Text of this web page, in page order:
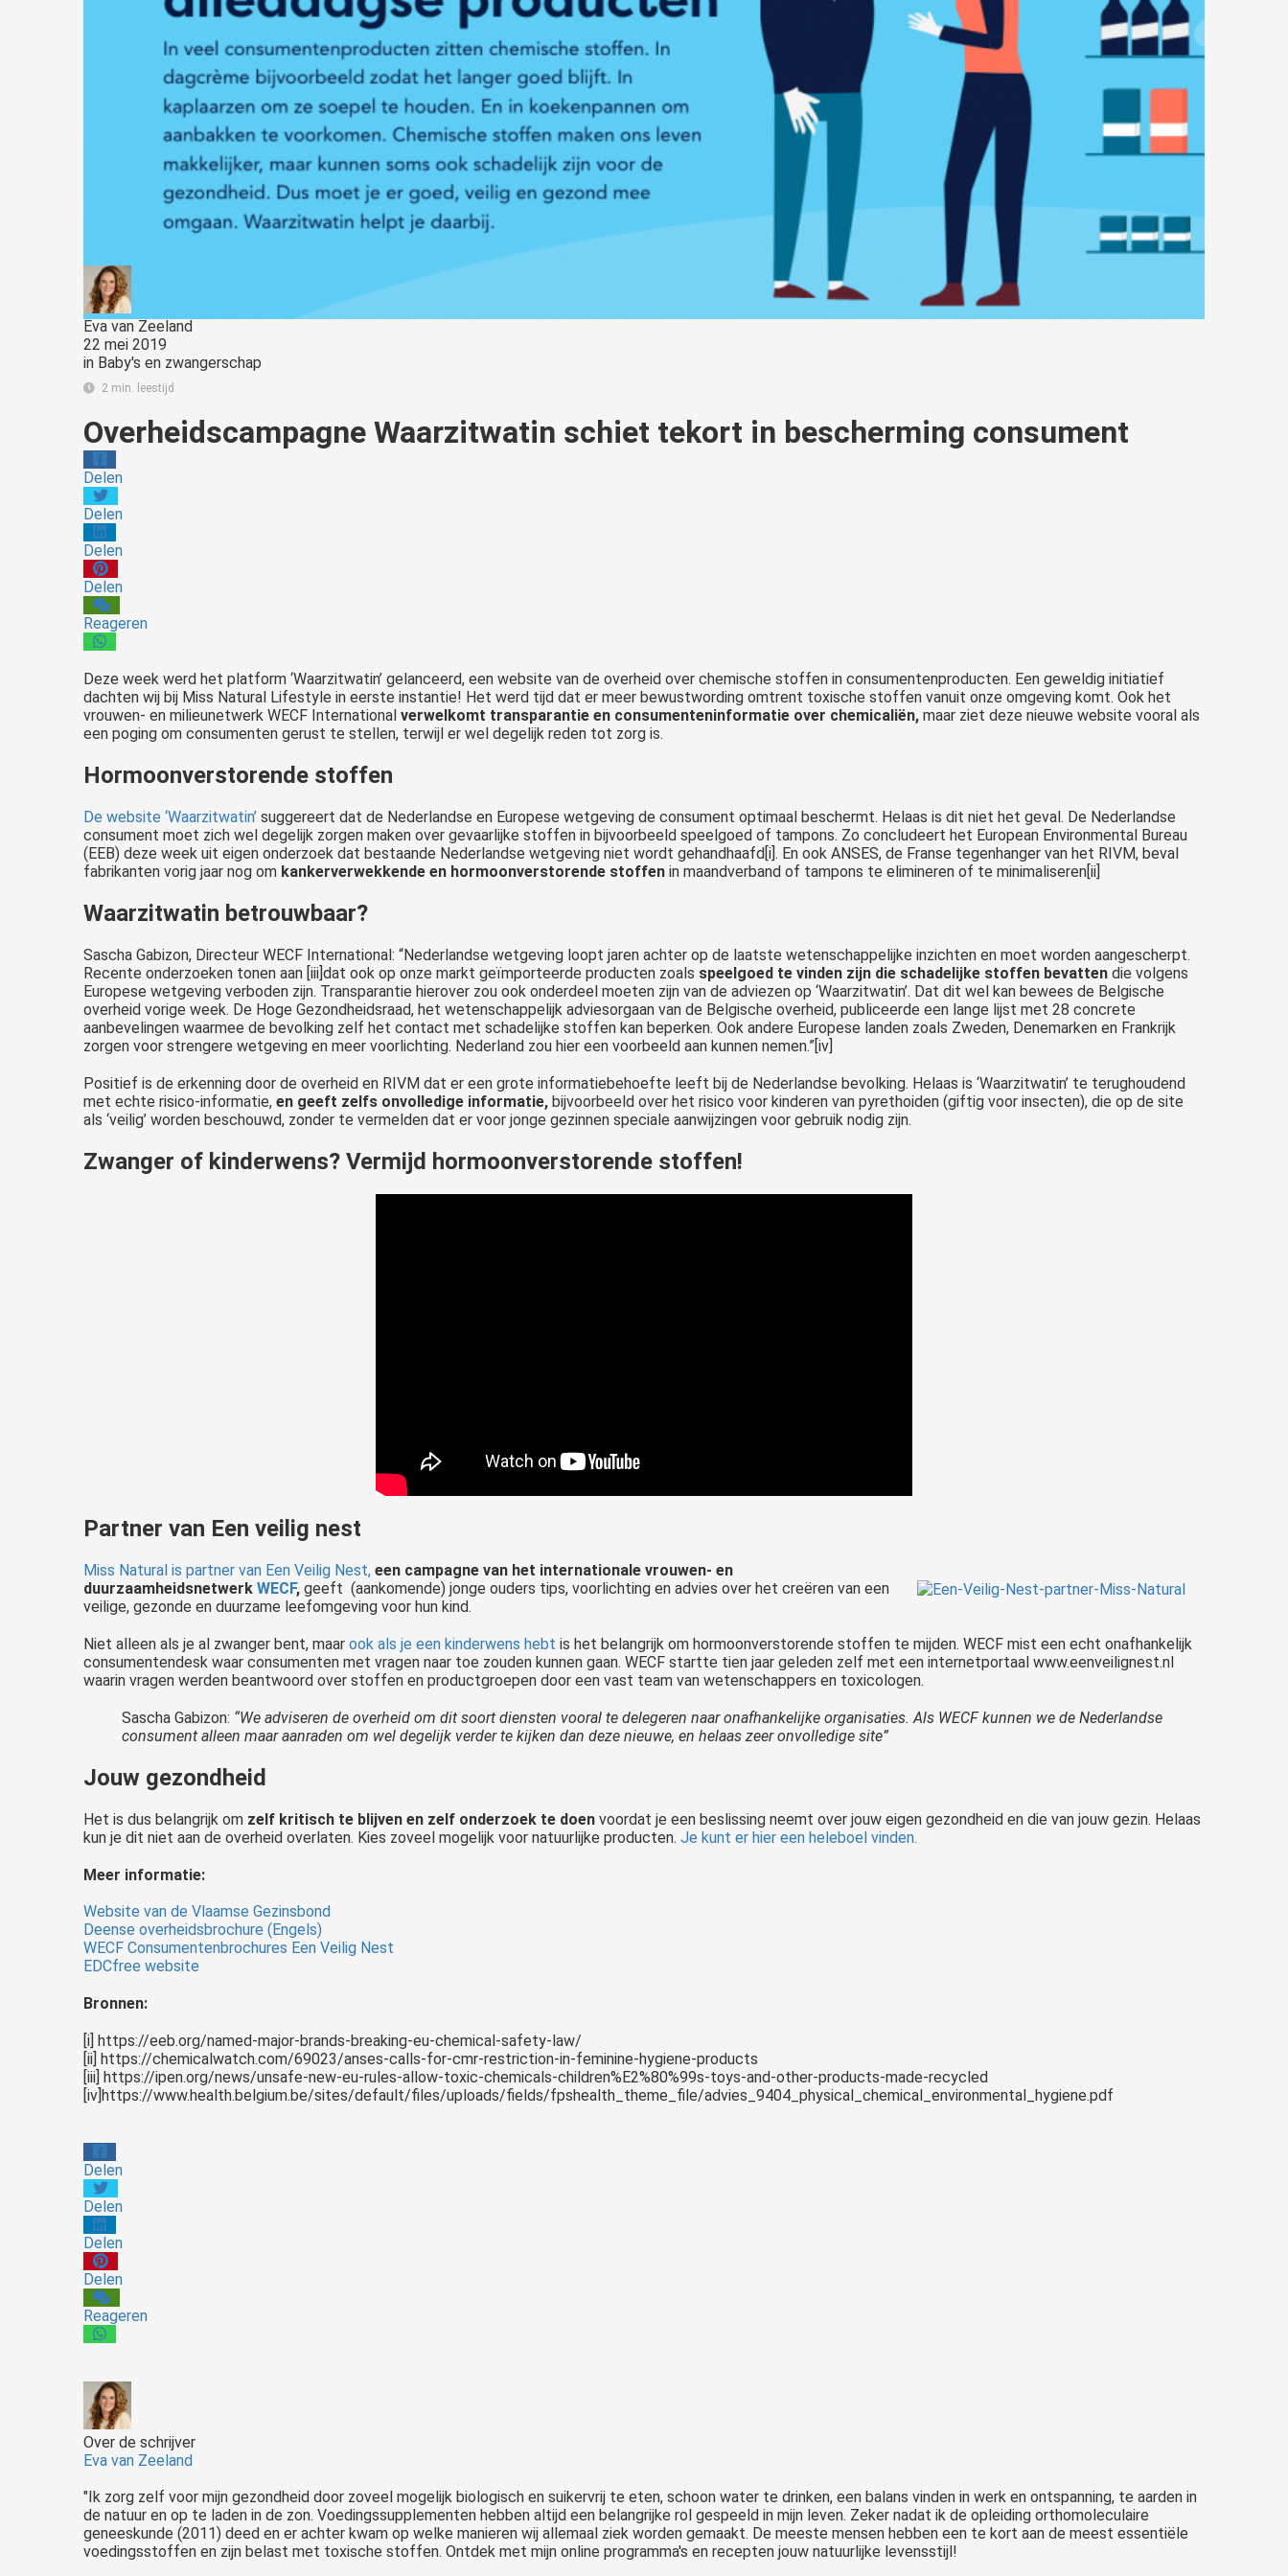
Eva van Zeeland
22 mei 2019
in Baby's en zwangerschap
2 min. leestijd
Overheidscampagne Waarzitwatin schiet tekort in bescherming consument
Delen
Delen
Delen
Delen
Reageren
Deze week werd het platform ‘Waarzitwatin’ gelanceerd, een website van de overheid over chemische stoffen in consumentenproducten. Een geweldig initiatief
dachten wij bij Miss Natural Lifestyle in eerste instantie! Het werd tijd dat er meer bewustwording omtrent toxische stoffen vanuit onze omgeving komt. Ook het
vrouwen- en milieunetwerk WECF International verwelkomt transparantie en consumenteninformatie over chemicaliën, maar ziet deze nieuwe website vooral als
een poging om consumenten gerust te stellen, terwijl er wel degelijk reden tot zorg is.
Hormoonverstorende stoffen
De website ‘Waarzitwatin’ suggereert dat de Nederlandse en Europese wetgeving de consument optimaal beschermt. Helaas is dit niet het geval. De Nederlandse
consument moet zich wel degelijk zorgen maken over gevaarlijke stoffen in bijvoorbeeld speelgoed of tampons. Zo concludeert het European Environmental Bureau
(EEB) deze week uit eigen onderzoek dat bestaande Nederlandse wetgeving niet wordt gehandhaafd[i]. En ook ANSES, de Franse tegenhanger van het RIVM, beval
fabrikanten vorig jaar nog om kankerverwekkende en hormoonverstorende stoffen in maandverband of tampons te elimineren of te minimaliseren[ii]
Waarzitwatin betrouwbaar?
Sascha Gabizon, Directeur WECF International: “Nederlandse wetgeving loopt jaren achter op de laatste wetenschappelijke inzichten en moet worden aangescherpt.
Recente onderzoeken tonen aan [iii]dat ook op onze markt geïmporteerde producten zoals speelgoed te vinden zijn die schadelijke stoffen bevatten die volgens
Europese wetgeving verboden zijn. Transparantie hierover zou ook onderdeel moeten zijn van de adviezen op ‘Waarzitwatin’. Dat dit wel kan bewees de Belgische
overheid vorige week. De Hoge Gezondheidsraad, het wetenschappelijk adviesorgaan van de Belgische overheid, publiceerde een lange lijst met 28 concrete
aanbevelingen waarmee de bevolking zelf het contact met schadelijke stoffen kan beperken. Ook andere Europese landen zoals Zweden, Denemarken en Frankrijk
zorgen voor strengere wetgeving en meer voorlichting. Nederland zou hier een voorbeeld aan kunnen nemen.”[iv]
Positief is de erkenning door de overheid en RIVM dat er een grote informatiebehoefte leeft bij de Nederlandse bevolking. Helaas is ‘Waarzitwatin’ te terughoudend
met echte risico-informatie, en geeft zelfs onvolledige informatie, bijvoorbeeld over het risico voor kinderen van pyrethoiden (giftig voor insecten), die op de site
als ‘veilig’ worden beschouwd, zonder te vermelden dat er voor jonge gezinnen speciale aanwijzingen voor gebruik nodig zijn.
Zwanger of kinderwens? Vermijd hormoonverstorende stoffen!
Partner van Een veilig nest
Miss Natural is partner van Een Veilig Nest, een campagne van het internationale vrouwen- en
duurzaamheidsnetwerk WECF, geeft (aankomende) jonge ouders tips, voorlichting en advies over het creëren van een
veilige, gezonde en duurzame leefomgeving voor hun kind.
Niet alleen als je al zwanger bent, maar ook als je een kinderwens hebt is het belangrijk om hormoonverstorende stoffen te mijden. WECF mist een echt onafhankelijk
consumentendesk waar consumenten met vragen naar toe zouden kunnen gaan. WECF startte tien jaar geleden zelf met een internetportaal www.eenveilignest.nl
waarin vragen werden beantwoord over stoffen en productgroepen door een vast team van wetenschappers en toxicologen.
Sascha Gabizon: “We adviseren de overheid om dit soort diensten vooral te delegeren naar onafhankelijke organisaties. Als WECF kunnen we de Nederlandse
consument alleen maar aanraden om wel degelijk verder te kijken dan deze nieuwe, en helaas zeer onvolledige site”
Jouw gezondheid
Het is dus belangrijk om zelf kritisch te blijven en zelf onderzoek te doen voordat je een beslissing neemt over jouw eigen gezondheid en die van jouw gezin. Helaas
kun je dit niet aan de overheid overlaten. Kies zoveel mogelijk voor natuurlijke producten. Je kunt er hier een heleboel vinden.
Meer informatie:
Website van de Vlaamse Gezinsbond
Deense overheidsbrochure (Engels)
WECF Consumentenbrochures Een Veilig Nest
EDCfree website
Bronnen:
[i] https://eeb.org/named-major-brands-breaking-eu-chemical-safety-law/
[ii] https://chemicalwatch.com/69023/anses-calls-for-cmr-restriction-in-feminine-hygiene-products
[iii] https://ipen.org/news/unsafe-new-eu-rules-allow-toxic-chemicals-children%E2%80%99s-toys-and-other-products-made-recycled
[iv]https://www.health.belgium.be/sites/default/files/uploads/fields/fpshealth_theme_file/advies_9404_physical_chemical_environmental_hygiene.pdf
Delen
Delen
Delen
Delen
Reageren
Over de schrijver
Eva van Zeeland
"Ik zorg zelf voor mijn gezondheid door zoveel mogelijk biologisch en suikervrij te eten, schoon water te drinken, een balans vinden in werk en ontspanning, te aarden in
de natuur en op te laden in de zon. Voedingssupplementen hebben altijd een belangrijke rol gespeeld in mijn leven. Zeker nadat ik de opleiding orthomoleculaire
geneeskunde (2011) deed en er achter kwam op welke manieren wij allemaal ziek worden gemaakt. De meeste mensen hebben een te kort aan de meest essentiële
voedingsstoffen en zijn belast met toxische stoffen. Ontdek met mijn online programma's en recepten jouw natuurlijke levensstijl!